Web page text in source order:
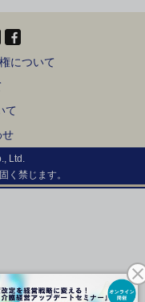
について
て
せ
Ltd.
く禁じます。